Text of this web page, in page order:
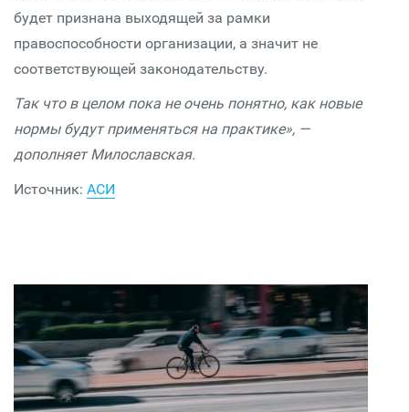
будет признана выходящей за рамки
правоспособности организации, а значит не
соответствующей законодательству.
Так что в целом пока не очень понятно, как новые
нормы будут применяться на практике», —
дополняет Милославская.
Источник: АСИ